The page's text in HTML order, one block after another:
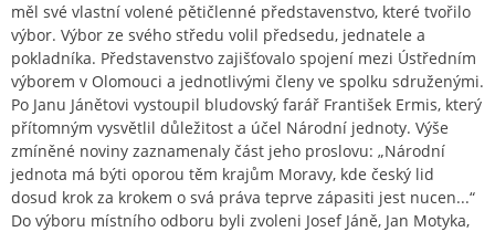
měl své vlastní volené pětičlenné představenstvo, které tvořilo
výbor. Výbor ze svého středu volil předsedu, jednatele a
pokladníka. Představenstvo zajišťovalo spojení mezi Ústředním
výborem v Olomouci a jednotlivými členy ve spolku sdruženými.
Po Janu Jánětovi vystoupil bludovský farář František Ermis, který
přítomným vysvětlil důležitost a účel Národní jednoty. Výše
zmíněné noviny zaznamenaly část jeho proslovu: „Národní
jednota má býti oporou těm krajům Moravy, kde český lid
dosud krok za krokem o svá práva teprve zápasiti jest nucen...“
Do výboru místního odboru byli zvoleni Josef Jáně, Jan Motyka,